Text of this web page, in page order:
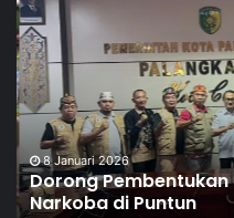
8 Januari 2026
Dorong Pembentukan
Narkoba di Puntun